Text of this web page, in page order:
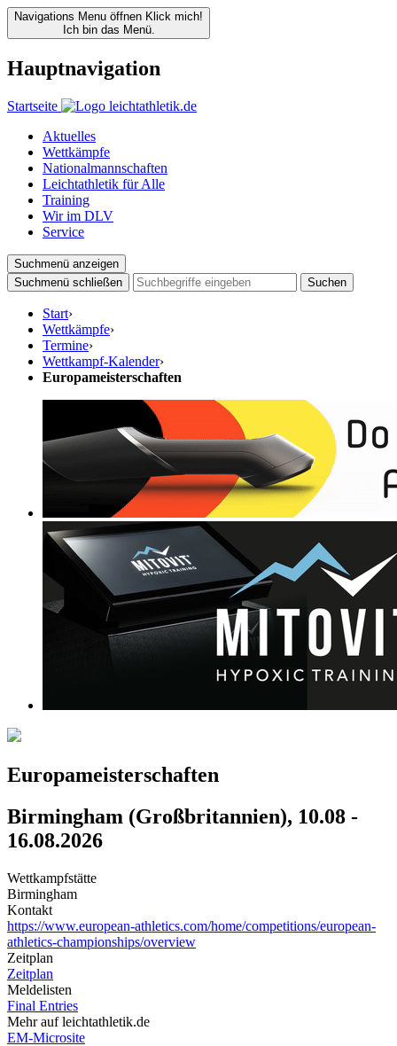
Navigations Menu öffnen Klick mich!
Ich bin das Menü.
Hauptnavigation
Startseite
Aktuelles
Wettkämpfe
Nationalmannschaften
Leichtathletik für Alle
Training
Wir im DLV
Service
Suchmenü anzeigen
Suchmenü schließen
Suchen
Start›
Wettkämpfe›
Termine›
Wettkampf-Kalender›
Europameisterschaften
Europameisterschaften
Birmingham (Großbritannien), 10.08 -
16.08.2026
Wettkampfstätte
Birmingham
Kontakt
https://www.european-athletics.com/home/competitions/european-
athletics-championships/overview
Zeitplan
Zeitplan
Meldelisten
Final Entries
Mehr auf leichtathletik.de
EM-Microsite